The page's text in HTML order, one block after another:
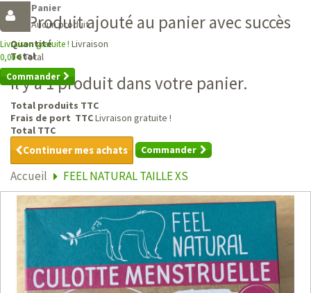
Panier
Aucun produit
Livraison gratuite ! Livraison
0,00 €Total
Commander
Produit ajouté au panier avec succès
Quantité
Total
Il y a 1 produit dans votre panier.
Total produits TTC
Frais de port TTCLivraison gratuite !
Total TTC
Continuer mes achats Commander
Accueil FEEL NATURAL TAILLE XS